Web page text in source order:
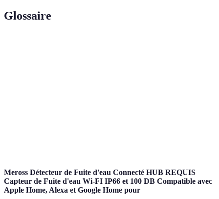
Glossaire
Meross Détecteur de Fuite d'eau Connecté HUB REQUIS
Capteur de Fuite d'eau Wi-FI IP66 et 100 DB Compatible avec
Apple Home, Alexa et Google Home pour